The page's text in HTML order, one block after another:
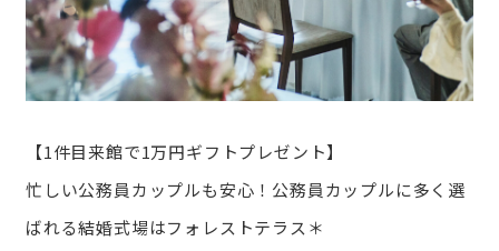
【1件目来館で1万円ギフトプレゼント】
忙しい公務員カップルも安心！公務員カップルに多く選
ばれる結婚式場はフォレストテラス＊